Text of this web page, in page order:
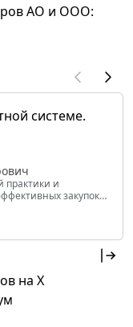
АО и ООО:
системе.
практики и
закупок
на X